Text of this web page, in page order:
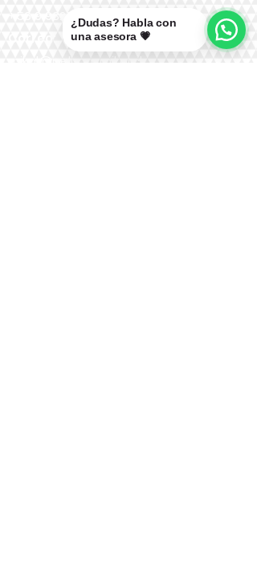
+56 9 9327 7210
mikal@pelucasmikal.cl
¿Dudas? Habla con
una asesora 💗